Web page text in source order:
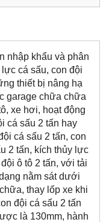
nhập khẩu và phân
cá sấu, con đội
thiết bị nâng hạ
garage chữa chữa
xe hơi, hoạt động
cá sấu 2 tấn hay
cá sấu 2 tấn, con
2 tấn, kích thủy lực
ô tô 2 tấn, với tải
nằm sát dưới
thay lốp xe khi
đội cá sấu 2 tấn
là 130mm, hành